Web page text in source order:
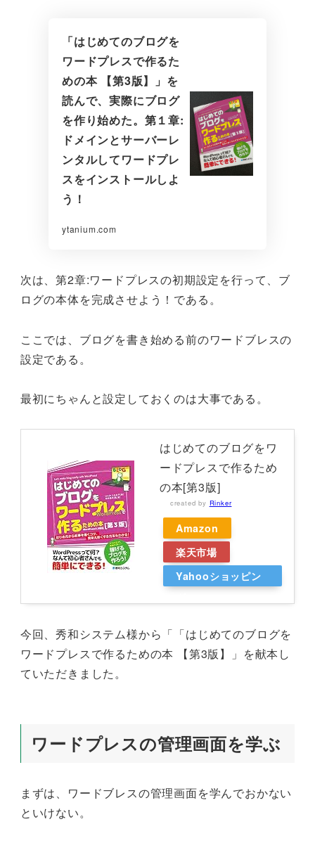
「はじめてのブログを
ワードプレスで作るた
めの本 【第3版】」を
読んで、実際にブログ
を作り始めた。第１章:
ドメインとサーバーレ
ンタルしてワードプレ
スをインストールしよ
う！
ytanium.com
次は、第2章:ワードプレスの初期設定を行って、ブ
ログの本体を完成させよう！である。
ここでは、ブログを書き始める前のワードブレスの
設定である。
最初にちゃんと設定しておくのは大事である。
はじめてのブログをワ
ードプレスで作るため
の本[第3版]
created by Rinker
Amazon
楽天市場
Yahooショッピン
今回、秀和システム様から「「はじめてのブログを
ワードプレスで作るための本 【第3版】」を献本し
ていただきました。
ワードプレスの管理画面を学ぶ
まずは、ワードブレスの管理画面を学んでおかない
といけない。